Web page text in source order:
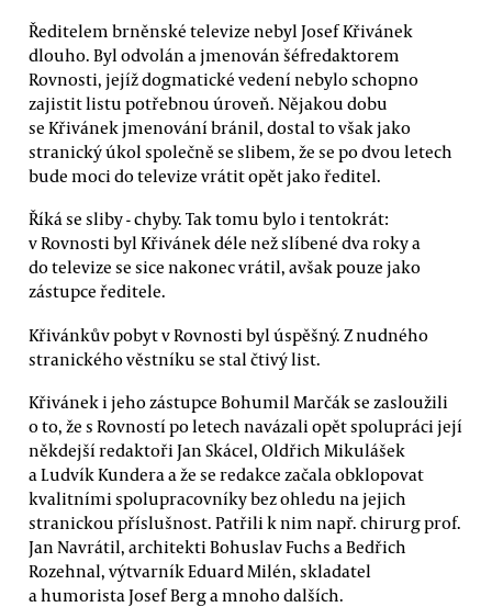
Ředitelem brněnské televize nebyl Josef Křivánek
dlouho. Byl odvolán a jmenován šéfredaktorem
Rovnosti, jejíž dogmatické vedení nebylo schopno
zajistit listu potřebnou úroveň. Nějakou dobu
se Křivánek jmenování bránil, dostal to však jako
stranický úkol společně se slibem, že se po dvou letech
bude moci do televize vrátit opět jako ředitel.
Říká se sliby - chyby. Tak tomu bylo i tentokrát:
v Rovnosti byl Křivánek déle než slíbené dva roky a
do televize se sice nakonec vrátil, avšak pouze jako
zástupce ředitele.
Křivánkův pobyt v Rovnosti byl úspěšný. Z nudného
stranického věstníku se stal čtivý list.
Křivánek i jeho zástupce Bohumil Marčák se zasloužili
o to, že s Rovností po letech navázali opět spolupráci její
někdejší redaktoři Jan Skácel, Oldřich Mikulášek
a Ludvík Kundera a že se redakce začala obklopovat
kvalitními spolupracovníky bez ohledu na jejich
stranickou příslušnost. Patřili k nim např. chirurg prof.
Jan Navrátil, architekti Bohuslav Fuchs a Bedřich
Rozehnal, výtvarník Eduard Milén, skladatel
a humorista Josef Berg a mnoho dalších.